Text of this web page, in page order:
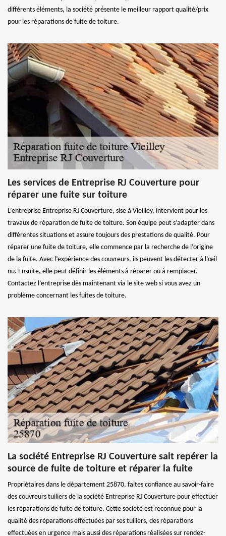
différents éléments, la société présente le meilleur rapport qualité/prix
pour les réparations de fuite de toiture.
Les services de Entreprise RJ Couverture pour
réparer une fuite sur toiture
L’entreprise Entreprise RJ Couverture, sise à Vieilley, intervient pour les
travaux de réparation de fuite de toiture. Son équipe peut s’adapter dans
différentes situations et assure toujours des prestations de qualité. Pour
réparer une fuite de toiture, elle commence par la recherche de l’origine
de la fuite. Avec l’expérience des couvreurs, ils peuvent les détecter à l’œil
nu. Ensuite, elle peut définir les éléments à réparer ou à remplacer.
Contactez l’entreprise dès maintenant via le site web si vous avez un
problème concernant les fuites de toiture.
La société Entreprise RJ Couverture sait repérer la
source de fuite de toiture et réparer la fuite
Propriétaires dans le département 25870, faites confiance au savoir-faire
des couvreurs tuiliers de la société Entreprise RJ Couverture pour effectuer
les réparations de fuite de toiture. Cette société est reconnue pour la
qualité des réparations effectuées par ses tuiliers, des réparations
effectuées en urgence mais aussi des réparations réalisées sur rendez-